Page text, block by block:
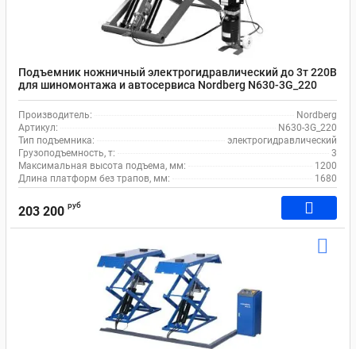
Подъемник ножничный электрогидравлический до 3т 220В
для шиномонтажа и автосервиса Nordberg N630-3G_220
Производитель:
Nordberg
Артикул:
N630-3G_220
Тип подъемника:
электрогидравлический
Грузоподъемность, т:
3
Максимальная высота подъема, мм:
1200
Длина платформ без трапов, мм:
1680
203 200 руб